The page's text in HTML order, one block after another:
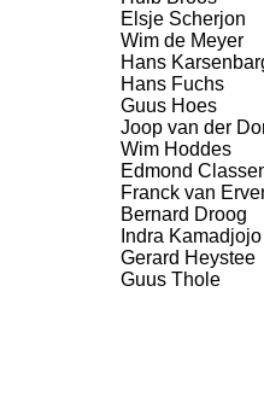
Elsje Scherjon
Wim de Meyer
Hans
Hans Fuchs
Guus Hoes
Joop van der
Wim Hoddes
Edmond
Franck van
Bernard Droog
Indra Kamadjojo
Gerard Heystee
Guus Thole